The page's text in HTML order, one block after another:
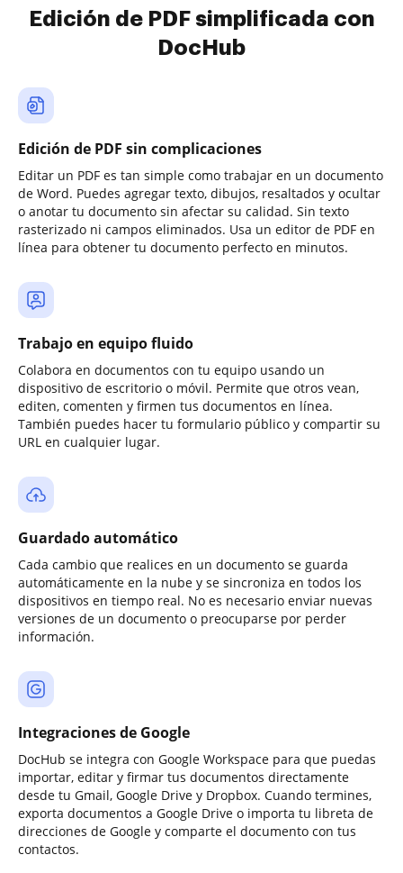
Edición de PDF simplificada con
DocHub
Edición de PDF sin complicaciones
Editar un PDF es tan simple como trabajar en un documento
de Word. Puedes agregar texto, dibujos, resaltados y ocultar
o anotar tu documento sin afectar su calidad. Sin texto
rasterizado ni campos eliminados. Usa un editor de PDF en
línea para obtener tu documento perfecto en minutos.
Trabajo en equipo fluido
Colabora en documentos con tu equipo usando un
dispositivo de escritorio o móvil. Permite que otros vean,
editen, comenten y firmen tus documentos en línea.
También puedes hacer tu formulario público y compartir su
URL en cualquier lugar.
Guardado automático
Cada cambio que realices en un documento se guarda
automáticamente en la nube y se sincroniza en todos los
dispositivos en tiempo real. No es necesario enviar nuevas
versiones de un documento o preocuparse por perder
información.
Integraciones de Google
DocHub se integra con Google Workspace para que puedas
importar, editar y firmar tus documentos directamente
desde tu Gmail, Google Drive y Dropbox. Cuando termines,
exporta documentos a Google Drive o importa tu libreta de
direcciones de Google y comparte el documento con tus
contactos.